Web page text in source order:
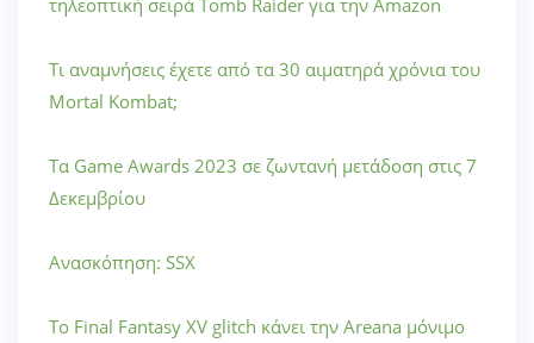
τηλεοπτική σειρά Tomb Raider για την Amazon
Τι αναμνήσεις έχετε από τα 30 αιματηρά χρόνια του
Mortal Kombat;
Τα Game Awards 2023 σε ζωντανή μετάδοση στις 7
Δεκεμβρίου
Ανασκόπηση: SSX
Το Final Fantasy XV glitch κάνει την Areana μόνιμο